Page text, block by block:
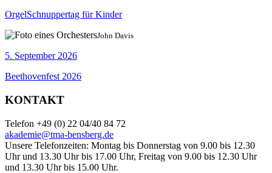
OrgelSchnuppertag für Kinder
John Davis
5. September 2026
Beethovenfest 2026
KONTAKT
Telefon +49 (0) 22 04/40 84 72
akademie@tma-bensberg.de
Unsere Telefonzeiten: Montag bis Donnerstag von 9.00 bis 12.30
Uhr und 13.30 Uhr bis 17.00 Uhr, Freitag von 9.00 bis 12.30 Uhr
und 13.30 Uhr bis 15.00 Uhr.